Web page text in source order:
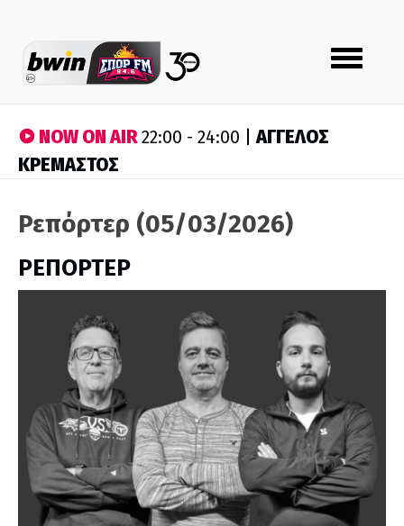
Toggle
navigation
NOW ON AIR22:00 - 24:00 |ΑΓΓΕΛΟΣ
ΚΡΕΜΑΣΤΟΣ
Ρεπόρτερ (05/03/2026)
ΡΕΠΟΡΤΕΡ